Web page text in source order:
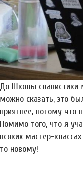
До Школы славистики
можно сказать, это
приятнее, потому что
Помимо того, что я
всяких мастер-
то новому!